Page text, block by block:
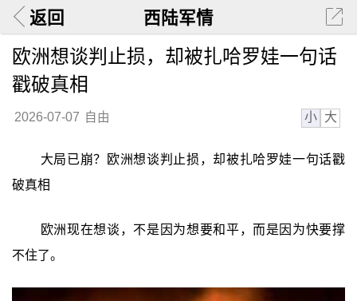
返回 西陆军情
欧洲想谈判止损，却被扎哈罗娃一句话
戳破真相
2026-07-07 自由 小 大
大局已崩？欧洲想谈判止损，却被扎哈罗娃一句话戳
破真相
欧洲现在想谈，不是因为想要和平，而是因为快要撑
不住了。